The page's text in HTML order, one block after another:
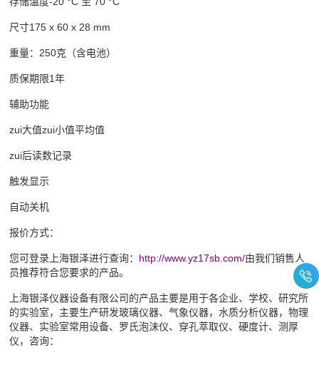
尺寸175 x 60 x 28 mm
重量： 250克（含电池）
质保期限1年
辅助功能
zui大值zui小值平均值
zui后读数记录
触发显示
自动关机
报价方式：
您可登录上海银泽进行查询： http://www.yz17sb.com/由我们销售人
员推荐符合您要求的产品。
上海银泽仪器设备有限公司的产品主要是用于各企业、学校、研究所
的实验室，主要生产研发玻璃仪器、气象仪器，水质分析仪器，物理
仪器、实验室常用设备、罗氏泡沫仪、穿孔萃取仪、硬度计、测厚
仪，咨询：